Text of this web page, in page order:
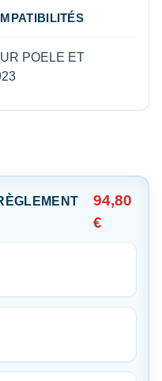
POELE ET
94,80
€